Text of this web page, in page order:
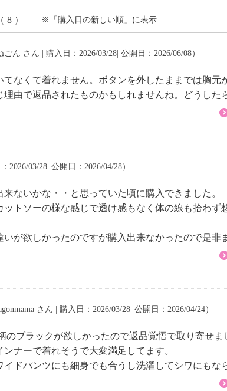
（ 8 ） ※「購入日の新しい順」に表示
ごん さん | 購入日：2026/03/28| 公開日：2026/06/08）
なくて着れません。ボタンを外したままでは胸元
由で返品されたものかもしれませんね。どうした
2026/03/28| 公開日：2026/04/28）
ないかな・・と思っていた頃に購入できました。
トソーの様な感じで透け感もなく体の線も拾わず
が欲しかったのですが購入出来なかったので是非
さん | 購入日：2026/03/28| 公開日：2026/04/24）
ブラックが欲しかったので返品覚悟で取り寄せ
ナーで着れそうで大変満足してます。
ドパンツにも細身でも合うし洗濯してシワにもな